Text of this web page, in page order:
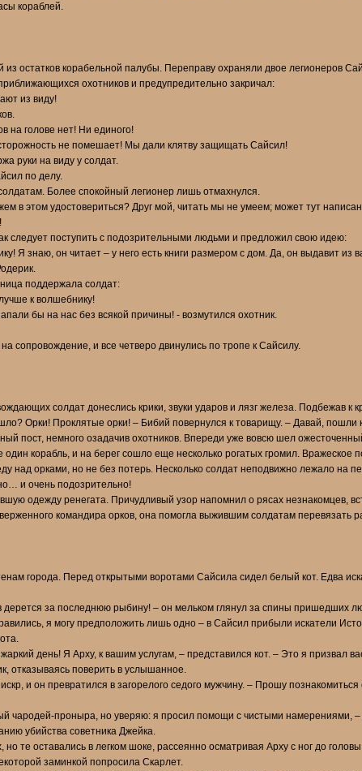
кораблей.
остатков корабельной палубы. Переправу охраняли двое легионеров
охотников и предупредительно закричал:
из виду!
на голове нет! Ни единого!
не помешает! Мы дали клятву защищать Сайсил!
руки на виду у солдат.
по делу.
Более спокойный легионер лишь отмахнулся.
в этом удостовериться? Друг мой, читать мы не умеем; может тут
следует поступить с подозрительными людьми и предложил свою идею:
Я знаю, он читает – у него есть книги размером с дом. Да, он выдавит из
поддержала солдат:
к волшебнику!
бы на нас без всякой причины! - возмутился охотник.
сопровождение, и все четверо двинулись по тропе к Сайсилу.
солдат донеслись крики, звуки ударов и лязг железа. Подбежав к
Орки! Проклятые орки! – Бибий повернулся к товарищу. – Давай, пошли
пост, немного озадачив охотников. Впереди уже вовсю шел
корабль, и на берег сошло еще несколько рогатых громил. Вражеское
над орками, но не без потерь. Несколько солдат неподвижно лежало на
и очень подозрительно!
одежду ренегата. Причудливый узор напомнил о рясах незнакомцев,
командира орков, она помогла выжившим солдатам перевязать
города. Перед открытыми воротами Сайсила сидел белый кот. Едва
за последнюю рыбину! – он мельком глянул за спины пришедших
я могу предположить лишь одно – в Сайсил прибыли искатели
день! Я Арху, к вашим услугам, – представился кот. – Это я призвал
отказываясь поверить в услышанное.
и он превратился в загорелого седого мужчину. – Прошу
чародей-проныра, но уверяю: я просил помощи с чистыми намерениями, –
убийства советника Джейка.
те оставались в легком шоке, рассеянно осматривая Арху с ног до
заминкой попросила Скарлет.